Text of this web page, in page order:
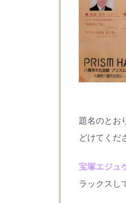
題名のとお
どけてくだ
宝塚エジュ
ラックスし